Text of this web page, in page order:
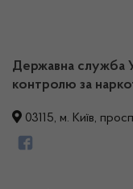
Державна служба
контролю за
03115, м. Київ,